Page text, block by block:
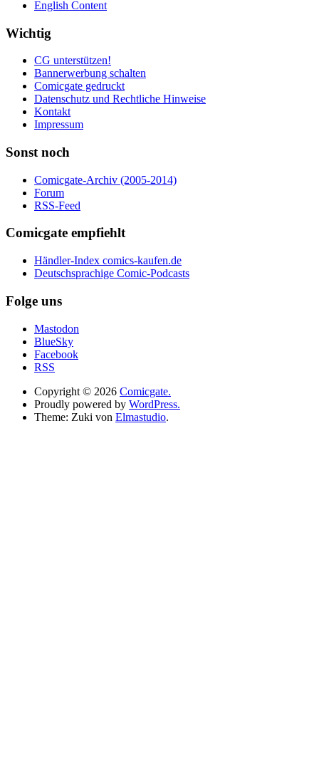
English Content
Wichtig
CG unterstützen!
Bannerwerbung schalten
Comicgate gedruckt
Datenschutz und Rechtliche Hinweise
Kontakt
Impressum
Sonst noch
Comicgate-Archiv (2005-2014)
Forum
RSS-Feed
Comicgate empfiehlt
Händler-Index comics-kaufen.de
Deutschsprachige Comic-Podcasts
Folge uns
Mastodon
BlueSky
Facebook
RSS
Copyright © 2026 Comicgate.
Proudly powered by WordPress.
Theme: Zuki von Elmastudio.